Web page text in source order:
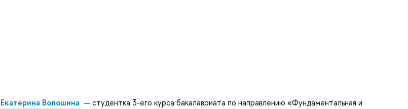
Екатерина Волошина —студентка 3-его курса бакалавриата по направлению «Фундаментальная и